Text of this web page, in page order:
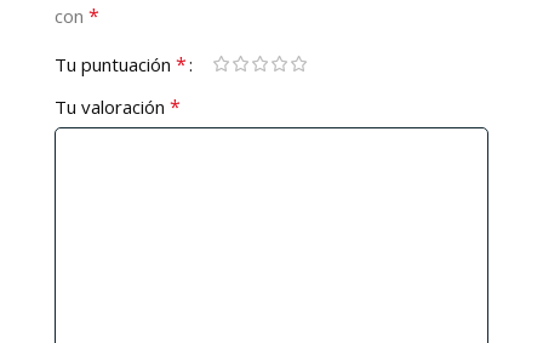
con *
Tu puntuación *
Tu valoración *